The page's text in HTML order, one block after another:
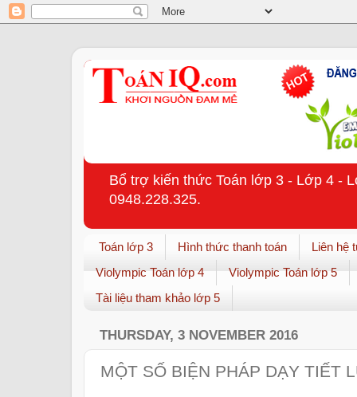
Bổ trợ kiến thức Toán lớp 3 - Lớp 4 -
0948.228.325.
Toán lớp 3 Hình thức thanh toán
Liên hệ
Violympic Toán lớp 4
Violympic Toán lớp 5
Tài liệu tham khảo lớp 5
THURSDAY, 3 NOVEMBER 2016
MỘT SỐ BIỆN PHÁP DẠY TIẾT